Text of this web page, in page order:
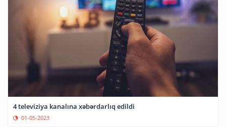
4 televiziya kanalına xəbərdarlıq edildi
01-05-2023